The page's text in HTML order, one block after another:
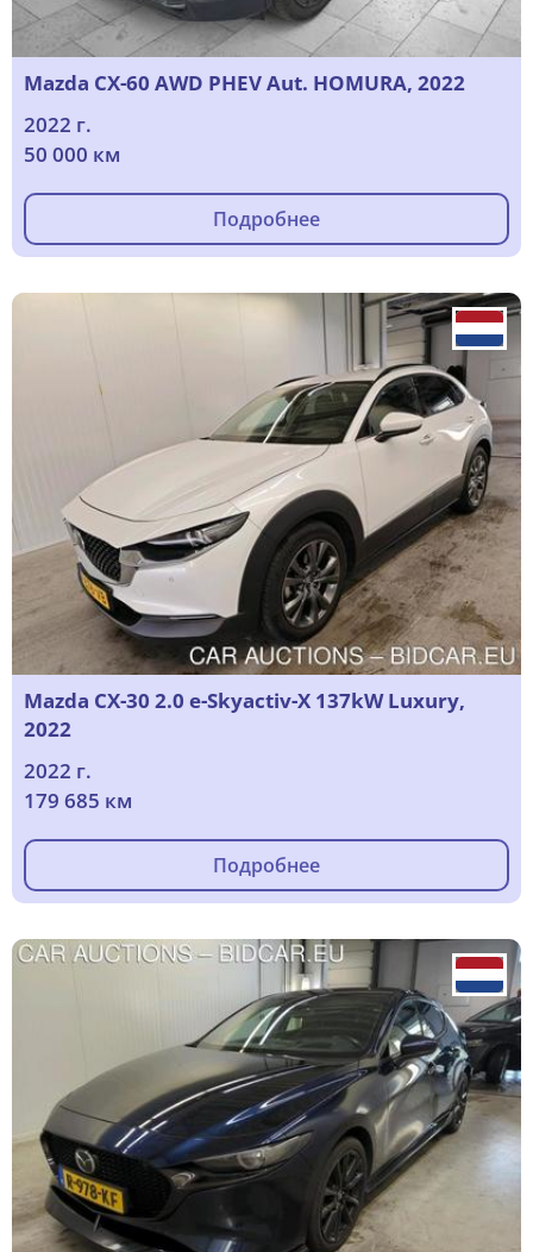
Mazda CX-60 AWD PHEV Aut. HOMURA, 2022
2022 г.
50 000 км
Подробнее
Mazda CX-30 2.0 e-Skyactiv-X 137kW Luxury,
2022
2022 г.
179 685 км
Подробнее